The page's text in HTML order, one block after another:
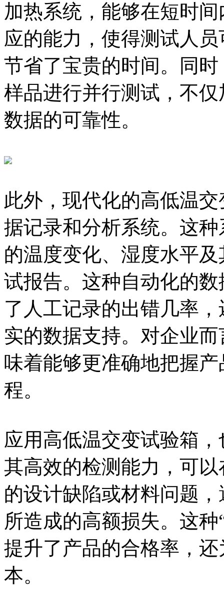
加热系统，能够在短时
应的能力，使得测试人
节省了宝贵的时间。同
样品进行并行测试，不
数据的可靠性。
此外，现代化的高低温
据记录和分析系统。这
的温度变化、湿度水平
试报告。这种自动化的
了人工记录的出错几率
实的数据支持。对企业
味着能够更准确地把握
程。
应用高低温交变试验箱
其高效的检测能力，可
的设计缺陷或材料问题
所造成的高额损失。这
提升了产品的合格率，
本。